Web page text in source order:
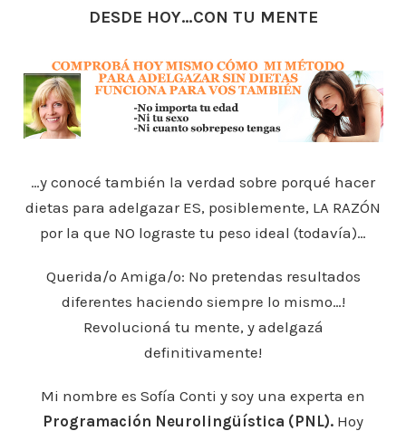
DESDE HOY…CON TU MENTE
…y conocé también la verdad sobre porqué hacer
dietas para adelgazar ES, posiblemente, LA RAZÓN
por la que NO lograste tu peso ideal (todavía)…
Querida/o Amiga/o: No pretendas resultados
diferentes haciendo siempre lo mismo…!
Revolucioná tu mente, y adelgazá
definitivamente!
Mi nombre es Sofía Conti y soy una experta en
Programación Neurolingüística (PNL). Hoy